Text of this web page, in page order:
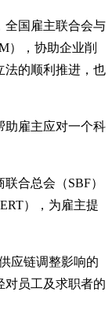
全国雇主联合会与
），协助企业削
法的顺利推进，也
助雇主应对一个科
合总会（SBF）
），为雇主提
应链调整影响的
对员工及求职者的